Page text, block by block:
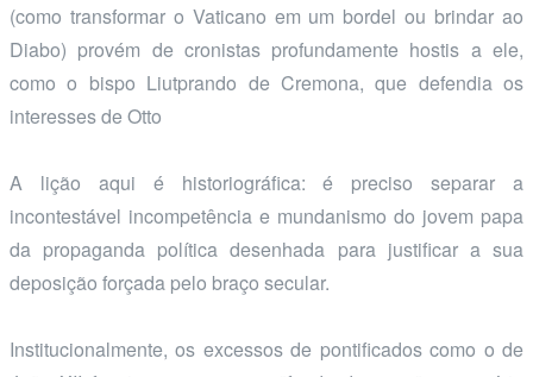
(como transformar o Vaticano em um bordel ou brindar ao
Diabo) provém de cronistas profundamente hostis a ele,
como o bispo Liutprando de Cremona, que defendia os
interesses de Otto
A lição aqui é historiográfica: é preciso separar a
incontestável incompetência e mundanismo do jovem papa
da propaganda política desenhada para justificar a sua
deposição forçada pelo braço secular.
Institucionalmente, os excessos de pontificados como o de